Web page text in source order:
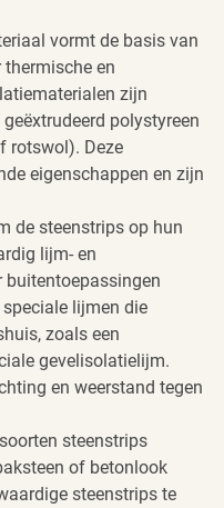
vormt de basis van
en
zijn
polystyreen
rotswol). Deze
eigenschappen en zijn
de steenstrips op hun
lijm- en
buitentoepassingen
lijmen die
zoals een
gevelisolatielijm.
en weerstand tegen
steenstrips
of betonlook
steenstrips te